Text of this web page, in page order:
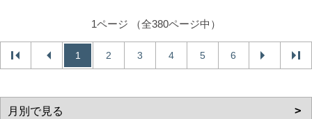
1ページ （全380ページ中）
1 2 3 4 5 6